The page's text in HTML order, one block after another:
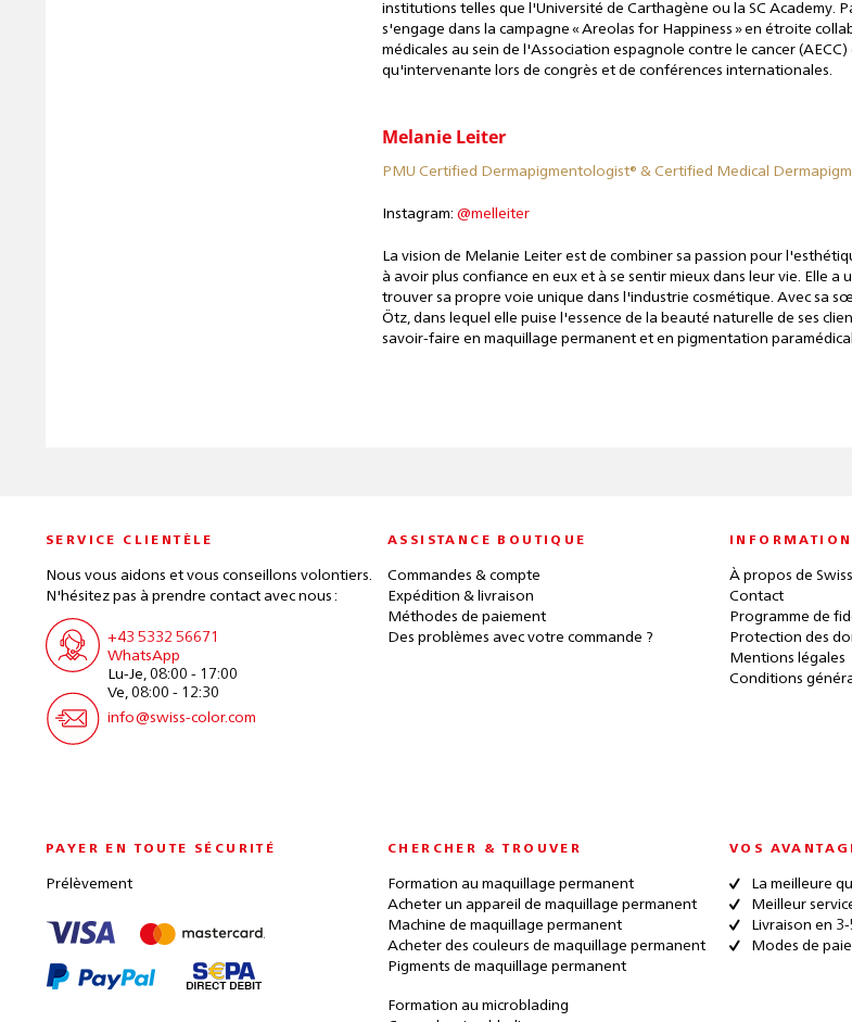
institutions telles que l'Université de Carthagène ou la SC Academy.
s'engage dans la campagne « Areolas for Happiness » en étroite
médicales au sein de l'Association espagnole contre le cancer
qu'intervenante lors de congrès et de conférences internationales.
Melanie Leiter
PMU Certified Dermapigmentologist® & Certified Medical
Instagram: @melleiter
La vision de Melanie Leiter est de combiner sa passion pour
à avoir plus confiance en eux et à se sentir mieux dans leur vie. Elle
trouver sa propre voie unique dans l'industrie cosmétique. Avec sa
Ötz, dans lequel elle puise l'essence de la beauté naturelle de ses
savoir-faire en maquillage permanent et en pigmentation
SERVICE CLIENTÈLE
Nous vous aidons et vous conseillons volontiers.
N'hésitez pas à prendre contact avec nous :
+43 5332 56671
WhatsApp
Lu-Je, 08:00 - 17:00
Ve, 08:00 - 12:30
info@swiss-color.com
ASSISTANCE BOUTIQUE
Commandes & compte
Expédition & livraison
Méthodes de paiement
Des problèmes avec votre commande ?
À propos de
Contact
Programme de
Protection des
Mentions légales
Conditions
PAYER EN TOUTE SÉCURITÉ
Prélèvement
CHERCHER & TROUVER
Formation au maquillage permanent
Acheter un appareil de maquillage permanent
Machine de maquillage permanent
Acheter des couleurs de maquillage permanent
Pigments de maquillage permanent
Formation au microblading
VOS
La meilleure
Meilleur
Livraison en
Modes de